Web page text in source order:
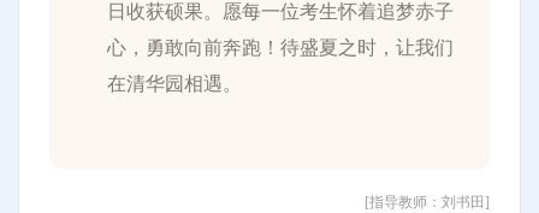
日收获硕果。愿每一位考生怀着追梦赤子
心，勇敢向前奔跑！待盛夏之时，让我们
在清华园相遇。
[指导教师：刘书田]